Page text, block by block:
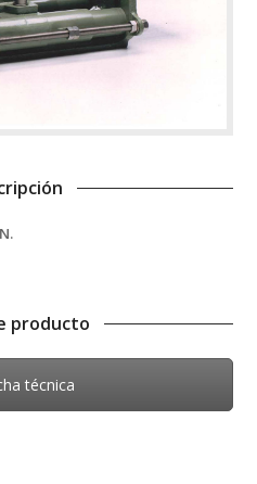
producto
técnica